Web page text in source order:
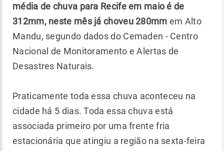
média de chuva para Recife em maio é de
312mm, neste mês já choveu 280mm em Alto
Mandu, segundo dados do Cemaden - Centro
Nacional de Monitoramento e Alertas de
Desastres Naturais.
Praticamente toda essa chuva aconteceu na
cidade há 5 dias. Toda essa chuva está
associada primeiro por uma frente fria
estacionária que atingiu a região na sexta-feira